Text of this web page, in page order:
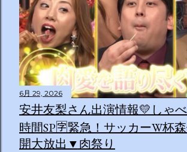
6月 29, 2026
安井友梨さん出演情報💛しゃ
時間SP🈑緊急！サッカーW杯
開大放出▼肉祭り